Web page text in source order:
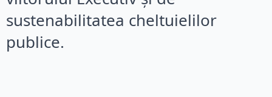
sustenabilitatea cheltuielilor
publice.